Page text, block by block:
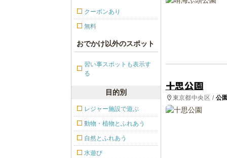
十思公園
東京都中央区 / 公
クーポンあり
無料
おでかけ以外のスポット
習い事スポットも表示す
る
目的別
レジャー施設で遊ぶ
動物・植物とふれあう
自然とふれあう
水遊び